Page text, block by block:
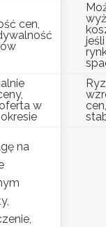
cen,
w
na